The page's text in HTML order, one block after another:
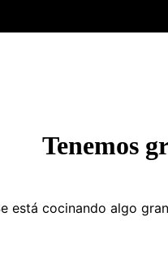
Tenemos
está cocinando algo